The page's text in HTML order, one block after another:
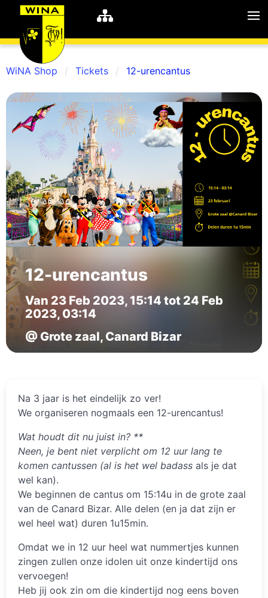
WiNA MyWiNA
Career
Shop
Studie
Home
WiNA Shop Tickets 12-urencantus
12-urencantus
Van 23 Feb 2023, 15:14 tot 24 Feb
2023, 03:14
@ Grote zaal, Canard Bizar
Na 3 jaar is het eindelijk zo ver!
We organiseren nogmaals een 12-urencantus!
Wat houdt dit nu juist in? **
Neen, je bent niet verplicht om 12 uur lang te
komen cantussen (al is het wel badass als je dat
wel kan).
We beginnen de cantus om 15:14u in de grote zaal
van de Canard Bizar. Alle delen (en ja dat zijn er
wel heel wat) duren 1u15min.
Omdat we in 12 uur heel wat nummertjes kunnen
zingen zullen onze idolen uit onze kindertijd ons
vervoegen!
Heb jij ook zin om die kindertijd nog eens boven